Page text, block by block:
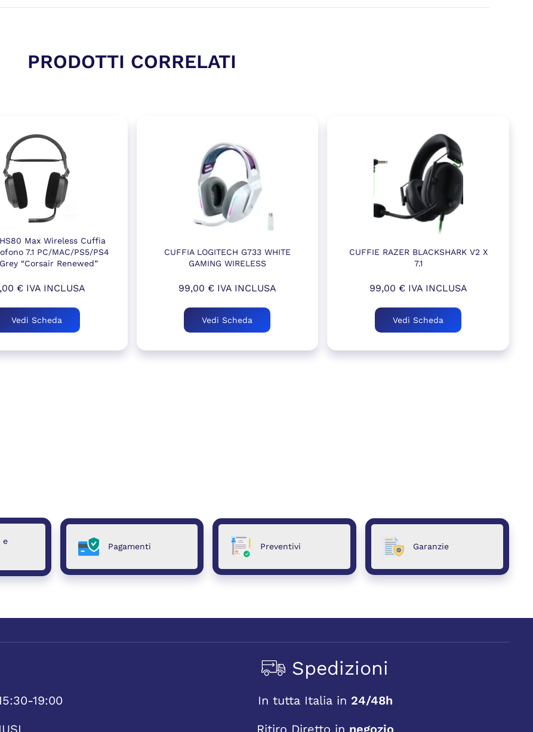
PRODOTTI CORRELATI
Max Wireless Cuffia
7.1 PC/MAC/PS5/PS4
“Corsair Renewed”
€ IVA INCLUSA
Vedi Scheda
CUFFIA LOGITECH G733 WHITE
GAMING WIRELESS
99,00 €IVA INCLUSA
Vedi Scheda
CUFFIE RAZER BLACKSHARK V2 X
7.1
99,00 €IVA INCLUSA
Vedi Scheda
e
Pagamenti Preventivi Garanzie
19:00
Spedizioni
In tutta Italia in 24/48h
Ritiro Diretto in negozio